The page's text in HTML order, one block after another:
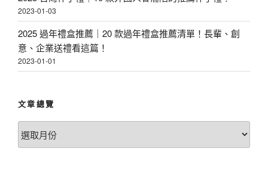
2023-01-03
2025 過年禮盒推薦｜20 款過年禮盒推薦清單！長輩、創
意、企業送禮看這篇！
2023-01-01
文章總覽
文
章